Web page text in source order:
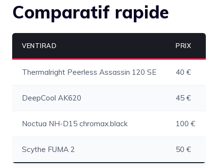
Comparatif rapide
VENTIRAD PRIX
Thermalright Peerless Assassin 120 SE 40 €
DeepCool AK620 45 €
Noctua NH-D15 chromax.black 100 €
Scythe FUMA 2 50 €